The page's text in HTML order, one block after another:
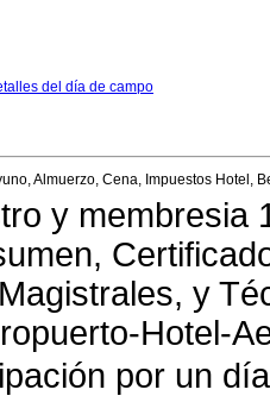
del día de campo
Almuerzo, Cena, Impuestos Hotel,
y membresia
y
Hotel-
por un